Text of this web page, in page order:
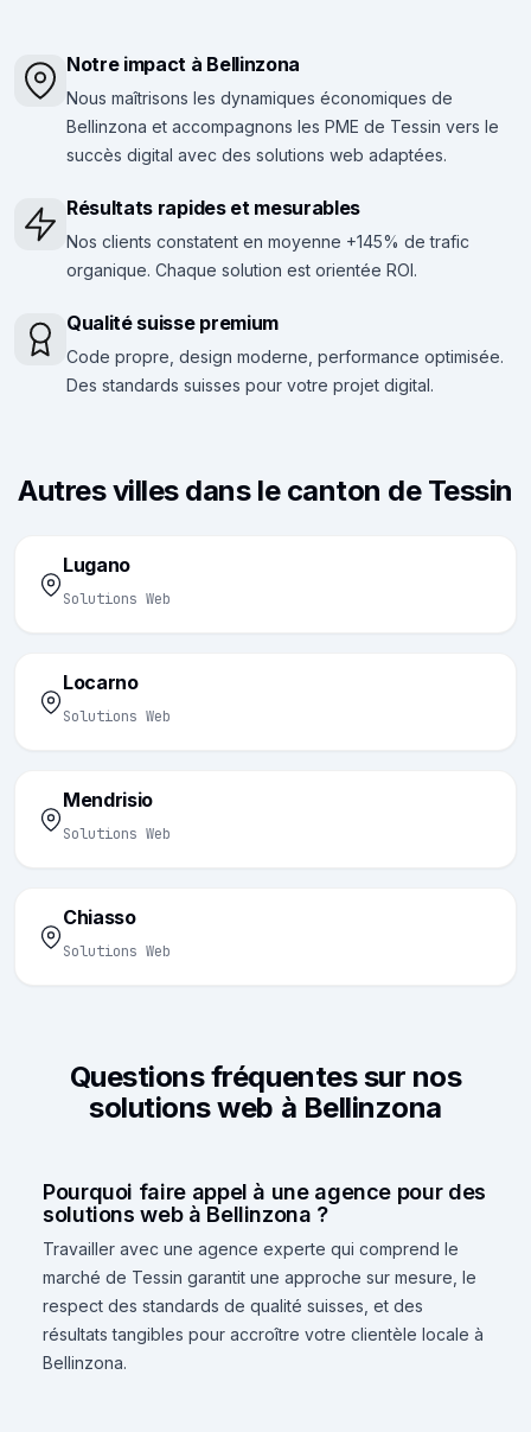
Notre impact à Bellinzona
Nous maîtrisons les dynamiques économiques de
Bellinzona et accompagnons les PME de Tessin vers le
succès digital avec des solutions web adaptées.
Résultats rapides et mesurables
Nos clients constatent en moyenne +145% de trafic
organique. Chaque solution est orientée ROI.
Qualité suisse premium
Code propre, design moderne, performance optimisée.
Des standards suisses pour votre projet digital.
Autres villes dans le canton de Tessin
Lugano
Solutions Web
Locarno
Solutions Web
Mendrisio
Solutions Web
Chiasso
Solutions Web
Questions fréquentes sur nos
solutions web à Bellinzona
Pourquoi faire appel à une agence pour des
solutions web à Bellinzona ?
Travailler avec une agence experte qui comprend le
marché de Tessin garantit une approche sur mesure, le
respect des standards de qualité suisses, et des
résultats tangibles pour accroître votre clientèle locale à
Bellinzona.